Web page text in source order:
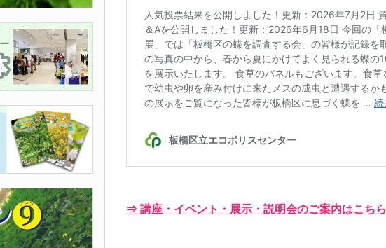
⇒ 講座・イベント・展示・説明会のご案内はこちら